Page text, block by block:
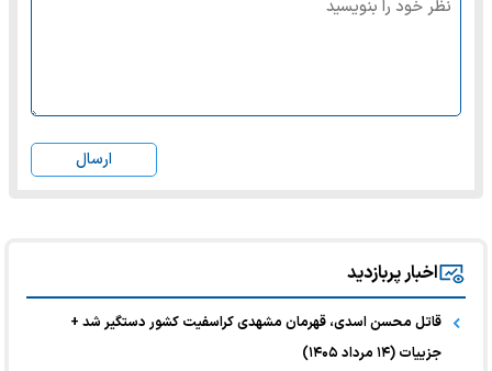
ارسال
اخبار پربازدید
قاتل محسن اسدی، قهرمان مشهدی کراسفیت کشور دستگیر شد +
جزییات (۱۴ مرداد ۱۴۰۵)